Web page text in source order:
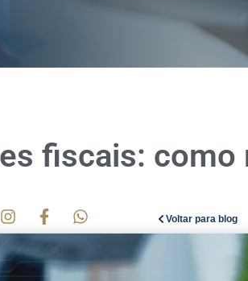
fiscais: como
Voltar para blog